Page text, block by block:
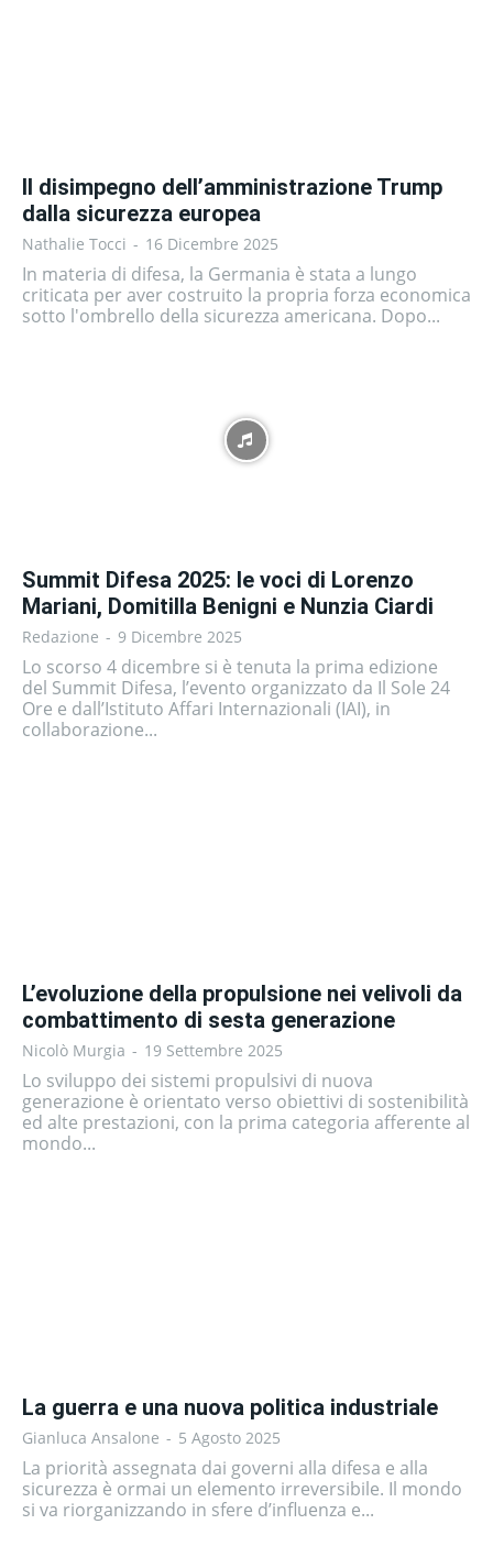
Il disimpegno dell’amministrazione Trump
dalla sicurezza europea
Nathalie Tocci - 16 Dicembre 2025
In materia di difesa, la Germania è stata a lungo
criticata per aver costruito la propria forza economica
sotto l'ombrello della sicurezza americana. Dopo...
Summit Difesa 2025: le voci di Lorenzo
Mariani, Domitilla Benigni e Nunzia Ciardi
Redazione - 9 Dicembre 2025
Lo scorso 4 dicembre si è tenuta la prima edizione
del Summit Difesa, l’evento organizzato da Il Sole 24
Ore e dall’Istituto Affari Internazionali (IAI), in
collaborazione...
L’evoluzione della propulsione nei velivoli da
combattimento di sesta generazione
Nicolò Murgia - 19 Settembre 2025
Lo sviluppo dei sistemi propulsivi di nuova
generazione è orientato verso obiettivi di sostenibilità
ed alte prestazioni, con la prima categoria afferente al
mondo...
La guerra e una nuova politica industriale
Gianluca Ansalone - 5 Agosto 2025
La priorità assegnata dai governi alla difesa e alla
sicurezza è ormai un elemento irreversibile. Il mondo
si va riorganizzando in sfere d’influenza e...